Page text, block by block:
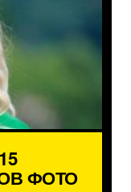
ФОТО